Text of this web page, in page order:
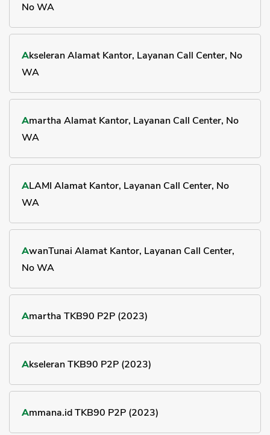
No WA
Akseleran Alamat Kantor, Layanan Call Center, No
WA
Amartha Alamat Kantor, Layanan Call Center, No
WA
ALAMI Alamat Kantor, Layanan Call Center, No
WA
AwanTunai Alamat Kantor, Layanan Call Center,
No WA
Amartha TKB90 P2P (2023)
Akseleran TKB90 P2P (2023)
Ammana.id TKB90 P2P (2023)